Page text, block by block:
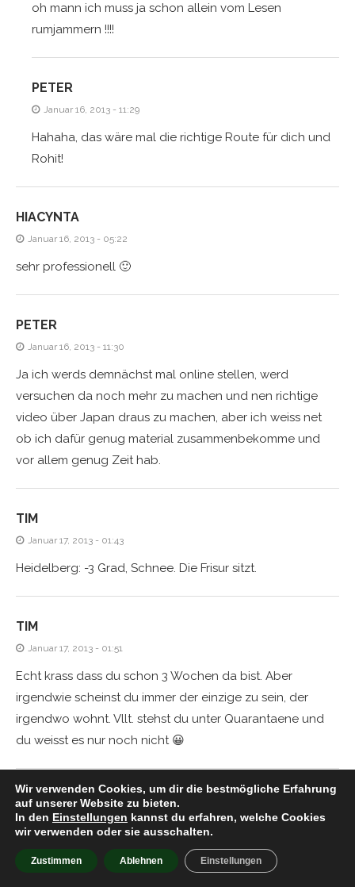
oh mann ich muss ja schon allein vom Lesen
rumjammern !!!!
PETER
Januar 16, 2013 - 11:29
Hahaha, das wäre mal die richtige Route für dich und
Rohit!
HIACYNTA
Januar 16, 2013 - 05:22
sehr professionell 🙂
PETER
Januar 16, 2013 - 11:30
Ja ich werds demnächst mal online stellen, werd
versuchen da noch mehr zu machen und nen richtige
video über Japan draus zu machen, aber ich weiss net
ob ich dafür genug material zusammenbekomme und
vor allem genug Zeit hab.
TIM
Januar 17, 2013 - 01:43
Heidelberg: -3 Grad, Schnee. Die Frisur sitzt.
TIM
Januar 17, 2013 - 01:51
Echt krass dass du schon 3 Wochen da bist. Aber
irgendwie scheinst du immer der einzige zu sein, der
irgendwo wohnt. Vllt. stehst du unter Quarantaene und
du weisst es nur noch nicht 😀
AL
Januar 17, 2013 - 03:00
Ach Tim? bist Du´s??? maan ich denk alles wer klaut da
immer den ersten Platz beim posten, auf Dich wäre ich
Wir verwenden Cookies, um dir die bestmögliche Erfahrung
auf unserer Website zu bieten.
In den Einstellungen kannst du erfahren, welche Cookies
wir verwenden oder sie ausschalten.
Zustimmen Ablehnen Einstellungen